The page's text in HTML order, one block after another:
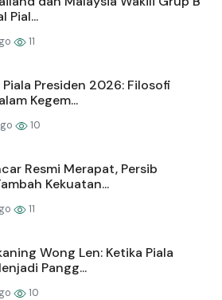
Pial...
11
Presiden 2026: Filosofi
Kegem...
10
Resmi Merapat, Persib
Kekuatan...
11
Wong Len: Ketika Piala
Pangg...
10